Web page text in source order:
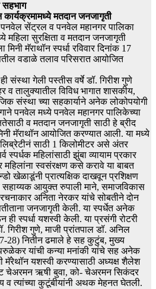
सहभाग
कार्यक्रमामध्ये मतदान जनजागृती
सेंट्रल व पनवेल महानगर पालिका
महिला सुरक्षिता व मतदान जनजागृती
मॅराथॉन स्पर्धा रविवार दिनांक 17
वडाळे तलाव परिसरात आयोजित
गेली पस्तीस वर्षे डॉ. गिरीश गुणे
व तालुक्यातील विविध भागात शासकीय,
संस्था च्या सहकार्याने अनेक लोकोपयोगी
पनवेल मध्ये पनवेल महानगर पालिकेच्या
व मतदान जनजागृती साठी हे ब्रीद
मॅराथॉन आयोजित करण्यात आली. या मध्ये
साठी 1 किलोमीटर असे अंतर
स्पर्धक महिलांसाठी झुंबा व्यायाम प्रकार
महिलांना स्वसंरक्षण कसे करावे या बाबत
खेळाडूंनी प्रात्यक्षिक दाखवून प्रशिक्षण
सहाय्यक आयुक्त रुपाली माने, समाजविकास
अनिता नेरकर यांचे सोबतीने दोन
जनजागृती केली. या स्पर्धेत अनेक
ही स्पर्धा यशस्वी केली. या प्रसंगी रोटरी
गिरीश गुणे, माजी प्रांतपाल डॉ. अनिल
28) नितीन ढमाले हे सह कुटुंब, मुख्य
यांची कन्या मनांकी यांचे सह अनेक
मॅरेथॉन यशस्वी करण्यासाठी अध्यक्ष शैलेश
चेअरमन ऋषी बुवा, को- चेअरमन सिकंदर
व त्यांच्या कुटूंबीयांनी अथक मेहनत घेतली.